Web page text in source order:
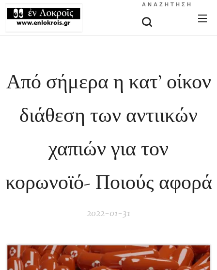
ΑΝΑΖΉΤΗΣΗ
Από σήμερα η κατ’ οίκον
διάθεση των αντιικών
χαπιών για τον
κορωνοϊό- Ποιούς αφορά
2022-01-31